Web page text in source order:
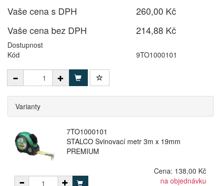
Vaše cena s DPH
260,00 Kč
Vaše cena bez DPH
214,88 Kč
Dostupnost
Kód
9TO1000101
Varianty
7TO1000101
STALCO Svinovací metr 3m x 19mm
PREMIUM
Cena: 138,00 Kč
na objednávku